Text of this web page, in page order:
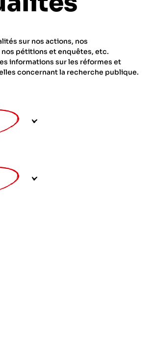
national de la recherche
national de recherche en
national de la santé et de la
national d’études
sur nos actions, nos
pétitions et enquêtes, etc.
informations sur les réformes et
concernant la recherche publique.